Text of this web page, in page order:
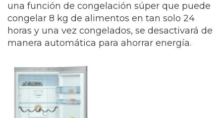
una función de congelación súper que puede
congelar 8 kg de alimentos en tan solo 24
horas y una vez congelados, se desactivará de
manera automática para ahorrar energía.